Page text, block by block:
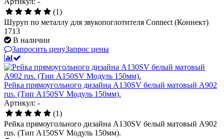
(1)
Шуруп по металлу для звукопоглотителя Connect (Коннект)
1713
В наличии
Запросить ценуЗапрос цены
Рейка прямоугольного дизайна A130SV белый матовый A902
rus. (Тип A150SV Модуль 150мм).
Артикул: -
(1)
Рейка прямоугольного дизайна A130SV белый матовый A902
rus. (Тип A150SV Модуль 150мм).